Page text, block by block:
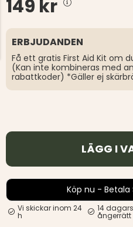
149 kr
ERBJUDANDEN
Få ett gratis First Aid Kit om
(Kan inte kombineras med
rabattkoder) *Gäller ej
LÄGG I
Köp nu - Betala
Vi skickar inom 24
h
14 dagars
ångerrätt